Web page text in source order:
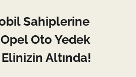
Sahiplerine
Oto Yedek
Altında!